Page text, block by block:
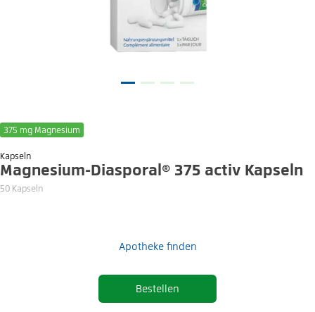
375 mg Magnesium
Kapseln
Magnesium-Diasporal® 375 activ Kapseln
50 Kapseln
Apotheke finden
Bestellen